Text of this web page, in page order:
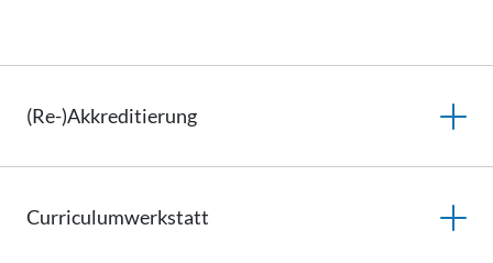
(Re-)Akkreditierung
Curriculumwerkstatt